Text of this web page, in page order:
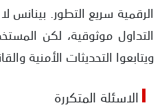
الرقمية سريع التطور. بينانس
التداول موثوقية، لكن
ويتابعوا التحديثات الأمنية
الاسئلة المتكررة